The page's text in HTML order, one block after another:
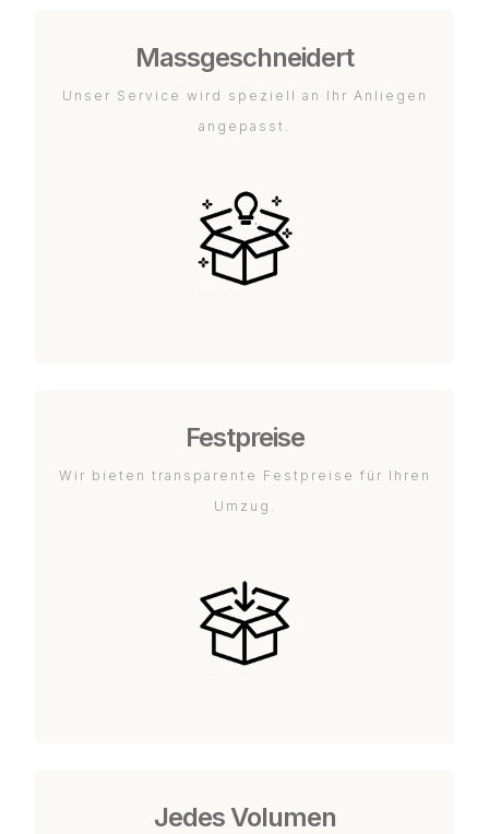
Massgeschneidert
Unser Service wird speziell an Ihr Anliegen
angepasst.
Festpreise
Wir bieten transparente Festpreise für Ihren
Umzug.
Jedes Volumen